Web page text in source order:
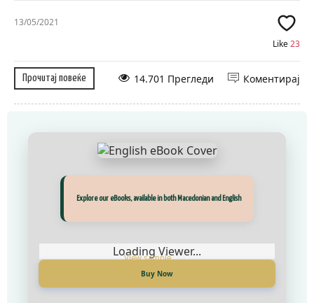
13/05/2021
Like23
Прочитај повеќе Коментирај
14.701 Прегледи
Прегледај ги нашите е‑книги, достапни на Македонски и Англиски
Loading Viewer...
Купи сега
Explore our eBooks, available in both Macedonian and English
Loading Viewer...
Buy Now